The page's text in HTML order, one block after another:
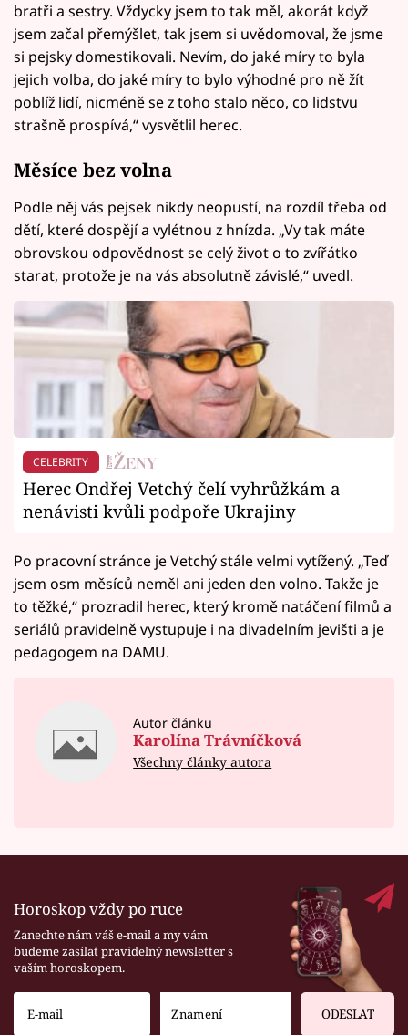
bratři a sestry. Vždycky jsem to tak měl, akorát když
jsem začal přemýšlet, tak jsem si uvědomoval, že jsme
si pejsky domestikovali. Nevím, do jaké míry to byla
jejich volba, do jaké míry to bylo výhodné pro ně žít
poblíž lidí, nicméně se z toho stalo něco, co lidstvu
strašně prospívá,“ vysvětlil herec.
Měsíce bez volna
Podle něj vás pejsek nikdy neopustí, na rozdíl třeba od
dětí, které dospějí a vylétnou z hnízda. „Vy tak máte
obrovskou odpovědnost se celý život o to zvířátko
starat, protože je na vás absolutně závislé,“ uvedl.
CELEBRITY
Herec Ondřej Vetchý čelí vyhrůžkám a
nenávisti kvůli podpoře Ukrajiny
Po pracovní stránce je Vetchý stále velmi vytížený. „Teď
jsem osm měsíců neměl ani jeden den volno. Takže je
to těžké,“ prozradil herec, který kromě natáčení filmů a
seriálů pravidelně vystupuje i na divadelním jevišti a je
pedagogem na DAMU.
Autor článku
Karolína Trávníčková
Všechny články autora
Horoskop vždy po ruce
Zanechte nám váš e-mail a my vám
budeme zasílat pravidelný newsletter s
vaším horoskopem.
ODESLAT